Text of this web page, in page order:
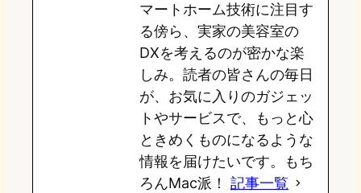
マートホーム技術に注目す
る傍ら、実家の美容室の
DXを考えるのが密かな楽
しみ。読者の皆さんの毎日
が、お気に入りのガジェッ
トやサービスで、もっと心
ときめくものになるような
情報を届けたいです。もち
ろんMac派！ 記事一覧